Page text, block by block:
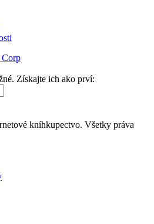
Získajte ich ako prví:
kníhkupectvo. Všetky práva